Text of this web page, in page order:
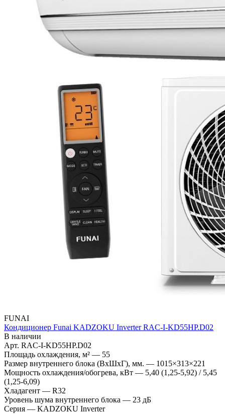
FUNAI
Кондиционер Funai KADZOKU Inverter RAC-I-KD55HP.D02
В наличии
Арт. RAC-I-KD55HP.D02
Площадь охлаждения, м² — 55
Размер внутреннего блока (ВхШхГ), мм. — 1015×313×221
Мощность охлаждения/обогрева, кВт — 5,40 (1,25-5,92) / 5,45
(1,25-6,09)
Хладагент — R32
Уровень шума внутреннего блока — 23 дБ
Серия — KADZOKU Inverter